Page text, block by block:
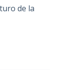
de la